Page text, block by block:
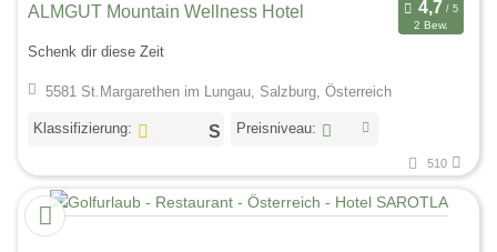
ALMGUT Mountain Wellness Hotel
2 Bew.
Schenk dir diese Zeit
5581 St.Margarethen im Lungau, Salzburg, Österreich
Klassifizierung: Preisniveau:
510